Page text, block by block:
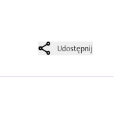
Udostępnij